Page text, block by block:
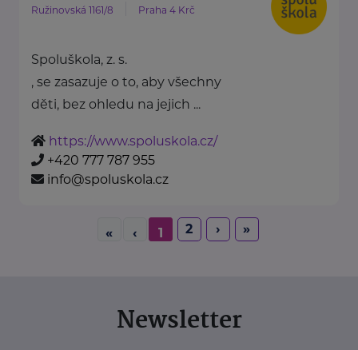
Ružinovská 1161/8 Praha 4 Krč
Spoluškola, z. s.
, se zasazuje o to, aby všechny
děti, bez ohledu na jejich ...
https://www.spoluskola.cz/
+420 777 787 955
info@spoluskola.cz
« ‹ 1 2 › »
Newsletter